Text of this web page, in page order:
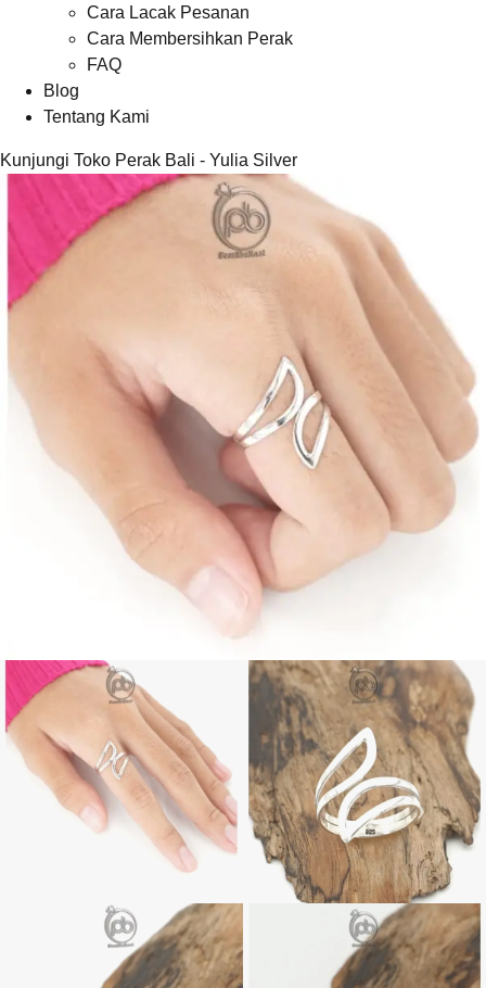
Cara Lacak Pesanan
Cara Membersihkan Perak
FAQ
Blog
Tentang Kami
Kunjungi Toko Perak Bali - Yulia Silver